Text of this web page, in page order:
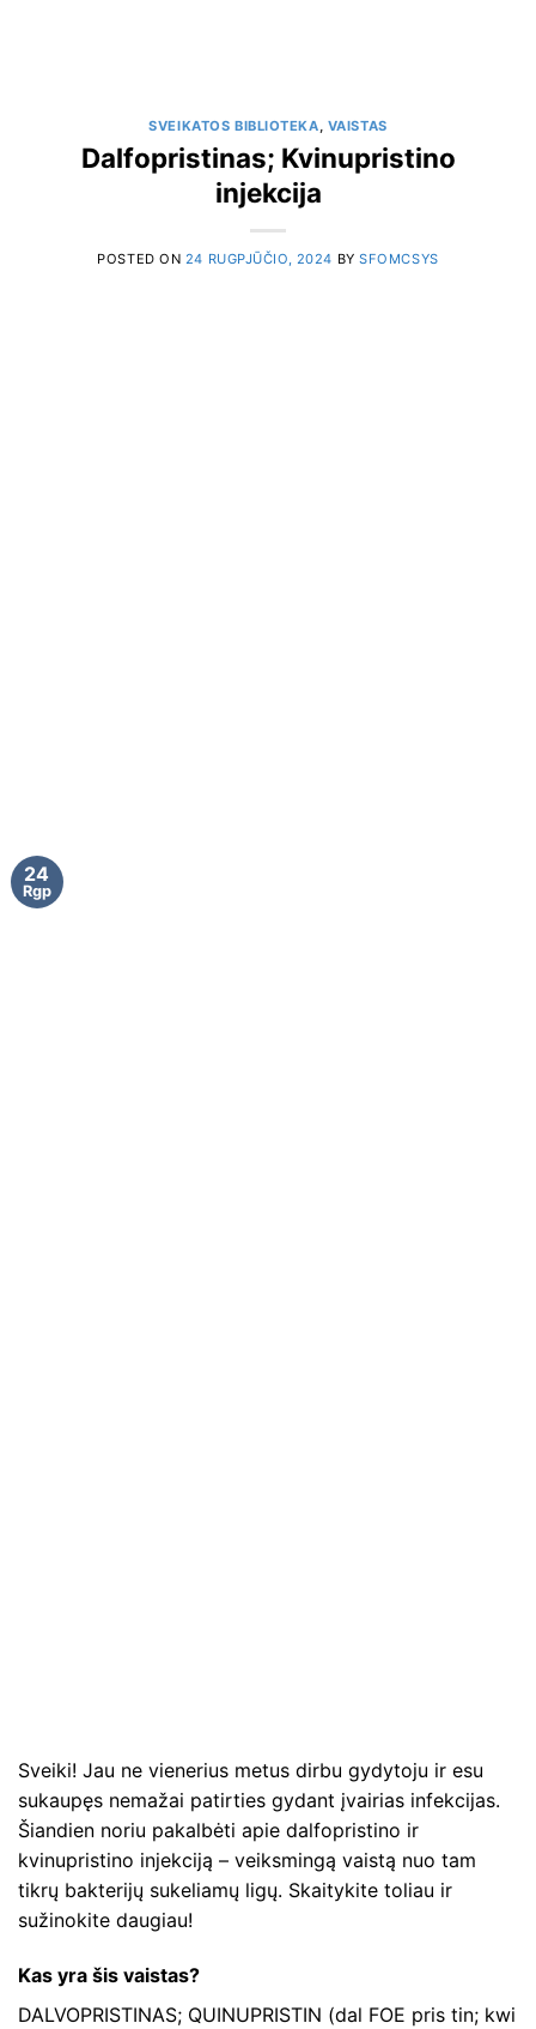
SVEIKATOS BIBLIOTEKA, VAISTAS
Dalfopristinas; Kvinupristino
injekcija
POSTED ON 24 RUGPJŪČIO, 2024 BYSFOMCSYS
24
Rgp
Sveiki! Jau ne vienerius metus dirbu gydytoju ir esu
sukaupęs nemažai patirties gydant įvairias infekcijas.
Šiandien noriu pakalbėti apie dalfopristino ir
kvinupristino injekciją – veiksmingą vaistą nuo tam
tikrų bakterijų sukeliamų ligų. Skaitykite toliau ir
sužinokite daugiau!
Kas yra šis vaistas?
DALVOPRISTINAS; QUINUPRISTIN (dal FOE pris tin; kwi